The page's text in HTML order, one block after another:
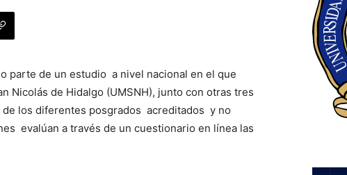
parte de un estudio a nivel nacional en el que
Nicolás de Hidalgo (UMSNH), junto con otras tres
los diferentes posgrados acreditados y no
evalúan a través de un cuestionario en línea las